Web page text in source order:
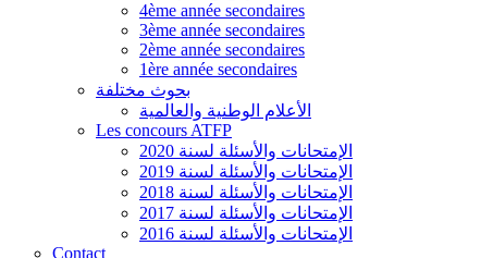
4ème année secondaires
3ème année secondaires
2ème année secondaires
1ère année secondaires
بحوث مختلفة
الأعلام الوطنية والعالمية
Les concours ATFP
الإمتحانات والأسئلة لسنة 2020
الإمتحانات والأسئلة لسنة 2019
الإمتحانات والأسئلة لسنة 2018
الإمتحانات والأسئلة لسنة 2017
الإمتحانات والأسئلة لسنة 2016
Contact